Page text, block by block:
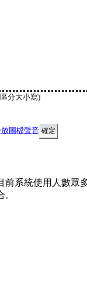
分大小寫)
圖檔聲音
前系統使用人數眾